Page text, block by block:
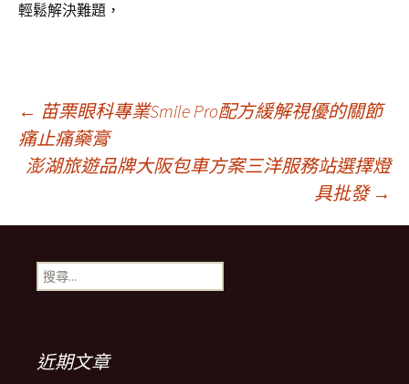
輕鬆解決難題，
文
章
導
航
列
← 苗栗眼科專業Smile Pro配方緩解視優的關節
痛止痛藥膏
澎湖旅遊品牌大阪包車方案三洋服務站選擇燈
具批發 →
搜
尋
近期文章